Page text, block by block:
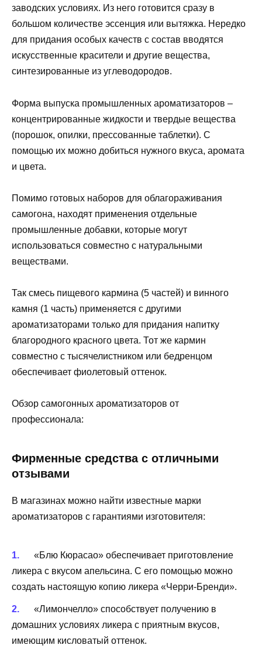
заводских условиях. Из него готовится сразу в
большом количестве эссенция или вытяжка. Нередко
для придания особых качеств с состав вводятся
искусственные красители и другие вещества,
синтезированные из углеводородов.
Форма выпуска промышленных ароматизаторов –
концентрированные жидкости и твердые вещества
(порошок, опилки, прессованные таблетки). С
помощью их можно добиться нужного вкуса, аромата
и цвета.
Помимо готовых наборов для облагораживания
самогона, находят применения отдельные
промышленные добавки, которые могут
использоваться совместно с натуральными
веществами.
Так смесь пищевого кармина (5 частей) и винного
камня (1 часть) применяется с другими
ароматизаторами только для придания напитку
благородного красного цвета. Тот же кармин
совместно с тысячелистником или бедренцом
обеспечивает фиолетовый оттенок.
Обзор самогонных ароматизаторов от
профессионала:
Фирменные средства с отличными
отзывами
В магазинах можно найти известные марки
ароматизаторов с гарантиями изготовителя:
«Блю Кюрасао» обеспечивает приготовление
ликера с вкусом апельсина. С его помощью можно
создать настоящую копию ликера «Черри-Бренди».
«Лимончелло» способствует получению в
домашних условиях ликера с приятным вкусов,
имеющим кисловатый оттенок.